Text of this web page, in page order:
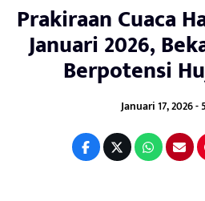
Prakiraan Cuaca
Januari 2026,
Berpotensi
Januari 17, 2026 -